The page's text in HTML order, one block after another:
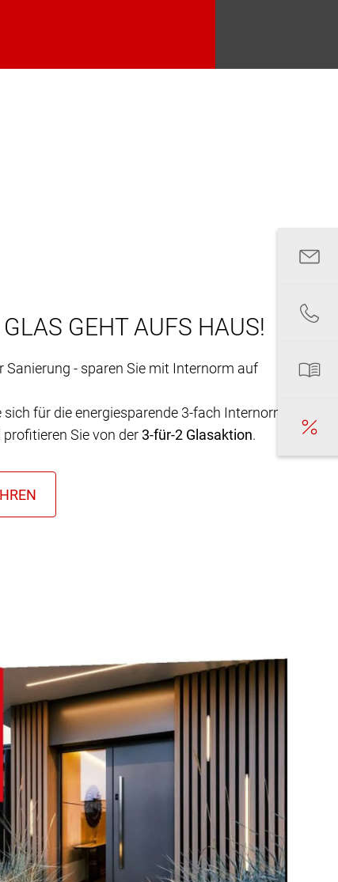
GEHT AUFS HAUS!
Sanierung - sparen Sie mit Internorm auf
für die energiesparende 3-fach Internorm-
Sie von der 3-für-2 Glasaktion.